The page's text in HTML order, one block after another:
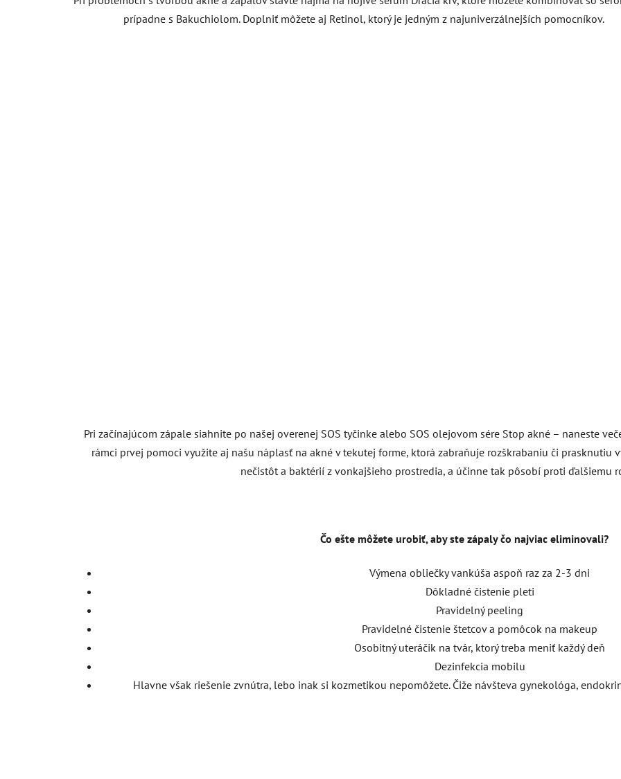
prípadne s Bakuchiolom. Doplniť môžete aj Retinol, ktorý je jedným z najuniverzálnejších pomocníkov.
Pri začínajúcom zápale siahnite po našej overenej SOS tyčinke alebo SOS olejovom sére Stop akné – naneste
rámci prvej pomoci využite aj našu náplasť na akné v tekutej forme, ktorá zabraňuje rozškrabaniu či prasknutiu
nečistôt a baktérií z vonkajšieho prostredia, a účinne tak pôsobí proti ďalšiemu
Čo ešte môžete urobiť, aby ste zápaly čo najviac eliminovali?
Výmena obliečky vankúša aspoň raz za 2-3 dni
Dôkladné čistenie pleti
Pravidelný peeling
Pravidelné čistenie štetcov a pomôcok na makeup
Osobitný uteráčik na tvár, ktorý treba meniť každý deň
Dezinfekcia mobilu
Hlavne však riešenie zvnútra, lebo inak si kozmetikou nepomôžete. Čiže návšteva gynekológa,